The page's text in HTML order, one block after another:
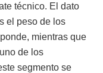
técnico. El dato
el peso de los
mientras que
de los
segmento se